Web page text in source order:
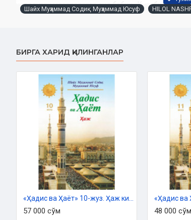
келадиган масалаларга оид бобни «Китобул
Ҳар бир инсон турмуш тақозоси ила ҳаётида
келишмовчиликлар кўпайиши аниқ. Шунинг учун
ишларнинг тафсилотини йўлга қўйган. Шу
мусулмонлар ҳаётига татбиқ қилинган.
нотўғри ҳукмлар бирин-кетин бекор бўла бошлаган.
Кейинчалик фуқаҳоларимиз ушбу мавзуда
тартибга солиб, ижтиҳод даражасига етмаган
осонлаштириб, тушунтириб беришган.
Ҳозирги кунимизда одамлар орасида
уруш-жанжаллар ва маҳкамабозликлар чиқаётгани
камайтириш учун нима қилиш лозим?
яхшилаб ўрганиб, уларга амал қилиш зарур.
Муаллиф:Шайх Муҳаммад Содиқ Муҳаммад Юсуф
Номи:«Бозор ва унга боғлиқ масалалар»
Шайх Муҳаммад Содиқ Муҳаммад Юсуф HILOL
БИРГА ХАРИД ҚИЛИНГАНЛАР
57 000 сўм 48 000 сўм